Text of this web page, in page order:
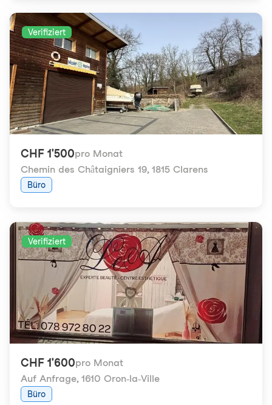
Verifiziert
CHF 1'500pro Monat
Chemin des Châtaigniers 19, 1815 Clarens
Büro
Verifiziert
CHF 1'600pro Monat
Auf Anfrage, 1610 Oron-la-Ville
Büro